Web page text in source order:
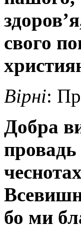
свого
Вірні:
Добра
бо ми